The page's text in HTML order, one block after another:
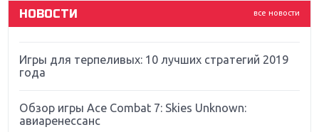
все новости
НОВОСТИ
Far Cry 5: хвалить нельзя ругать
Игры для терпеливых: 10 лучших стратегий 2019
года
Обзор игры Ace Combat 7: Skies Unknown:
авиаренессанс